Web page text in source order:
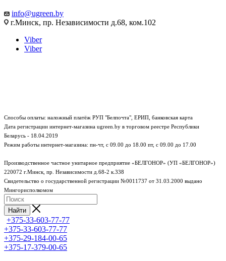
info@ugreen.by
г.Минск, пр. Независимости д.68, ком.102
Viber
Viber
Способы оплаты: наложный платёж РУП "Белпочта", ЕРИП, банковская карта
Дата регистрации интернет-магазина ugreen.by в торговом реестре Республики
Беларусь - 18.04.2019
Режим работы интернет-магазина: пн-чт, с 09.00 до 18.00 пт, с 09.00 до 17.00
Производственное частное унитарное предприятие «БЕЛГОНОР» (УП «БЕЛГОНОР»)
220072 г.Минск, пр. Независимости д.68-2 к.338
Свидетельство о государственной регистрации №0011737 от 31.03.2000 выдано
Мингорисполкомом
Найти
+375-33-603-77-77
+375-33-603-77-77
+375-29-184-00-65
+375-17-379-00-65